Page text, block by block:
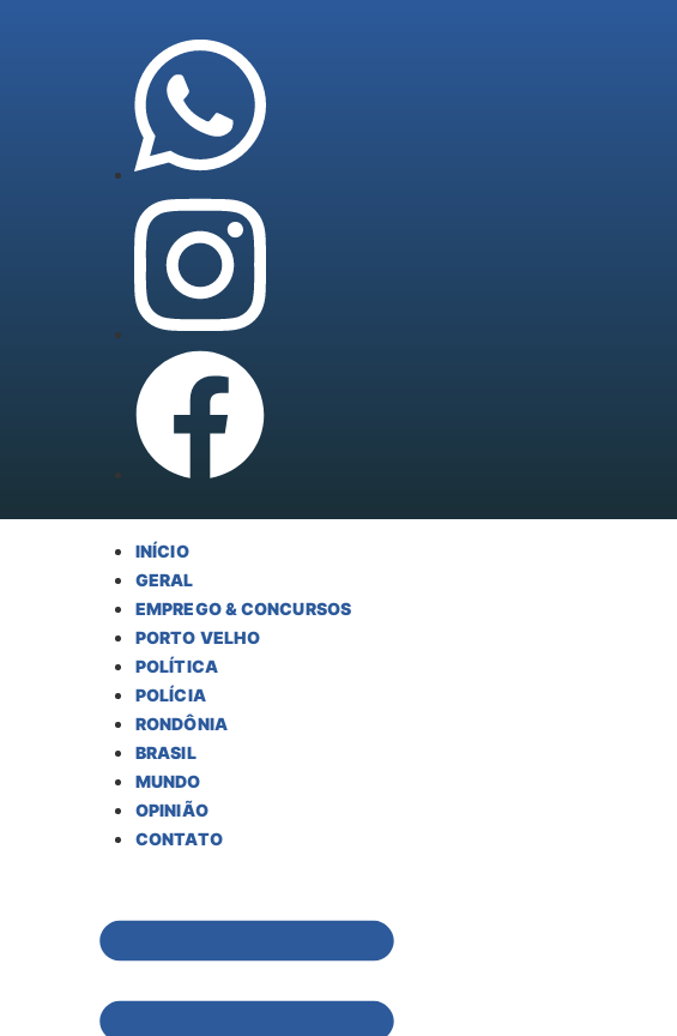
INÍCIO
GERAL
EMPREGO & CONCURSOS
PORTO VELHO
POLÍTICA
POLÍCIA
RONDÔNIA
BRASIL
MUNDO
OPINIÃO
CONTATO